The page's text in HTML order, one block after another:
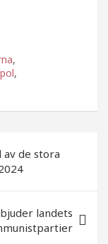
,
,
de stora
landets